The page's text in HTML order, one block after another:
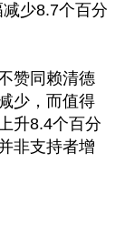
少8.7个百分
赞同赖清德
少，而值得
升8.4个百分
非支持者增